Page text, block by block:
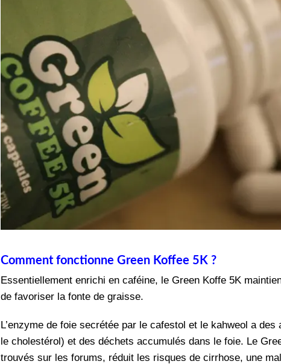
Comment fonctionne Green Koffee 5K ?
Essentiellement enrichi en caféine, le Green Koffe 5K
de favoriser la fonte de graisse.
L’enzyme de foie secrétée par le cafestol et le kahweol a
le cholestérol) et des déchets accumulés dans le foie. Le
trouvés sur les forums, réduit les risques de cirrhose, une